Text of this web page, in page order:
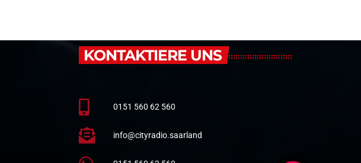
KONTAKTIERE UNS
0151 560 62 560
info@cityradio.saarland